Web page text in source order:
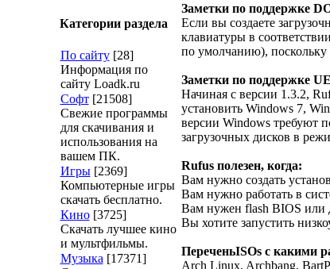
Категории раздела
По сайту [28]
Информация по
сайту Loadk.ru
Софт [21508]
Свежие программы
для скачивания и
использования на
вашем ПК.
Игры [2369]
Компьютерные игры
скачать бесплатно.
Кино [3725]
Скачать лучшее кино
и мультфильмы.
Музыка [17371]
Заметки по поддержке
Если вы создаете
клавиатуры в
по умолчанию),
Заметки по поддержке
Начиная с версии 1.3.2,
установить Windows 7,
версии Windows требуют
загрузочных дисков в
Rufus полезен, когда:
Вам нужно создать
Вам нужно работать в
Вам нужен flash BIOS или
Вы хотите запустить
ПереченьISOs с какими
Arch Linux, Archbang,